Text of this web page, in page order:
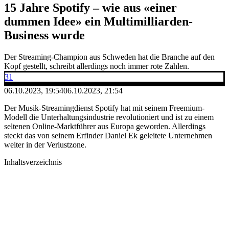
15 Jahre Spotify – wie aus «einer
dummen Idee» ein Multimilliarden-
Business wurde
Der Streaming-Champion aus Schweden hat die Branche auf den
Kopf gestellt, schreibt allerdings noch immer rote Zahlen.
31
06.10.2023, 19:5406.10.2023, 21:54
Der Musik-Streamingdienst Spotify hat mit seinem Freemium-
Modell die Unterhaltungsindustrie revolutioniert und ist zu einem
seltenen Online-Marktführer aus Europa geworden. Allerdings
steckt das von seinem Erfinder Daniel Ek geleitete Unternehmen
weiter in der Verlustzone.
Inhaltsverzeichnis